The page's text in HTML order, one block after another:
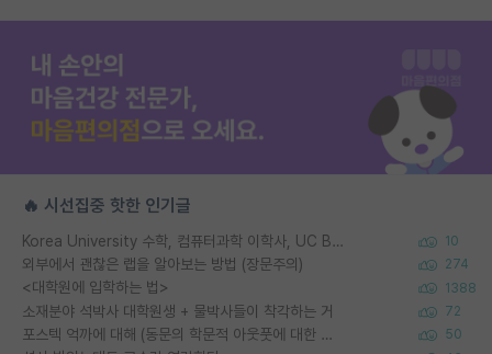
🔥 시선집중 핫한 인기글
Korea University 수학, 컴퓨터과학 이학사, UC Berkeley 산업공학 대학원 공학박사가 되는 것은 쉽지 않겠죠? 10
외부에서 괜찮은 랩을 알아보는 방법 (장문주의) 274
<대학원에 입학하는 법> 1388
소재분야 석박사 대학원생 + 물박사들이 착각하는 거 72
포스텍 억까에 대해 (동문의 학문적 아웃풋에 대한 반박) 50